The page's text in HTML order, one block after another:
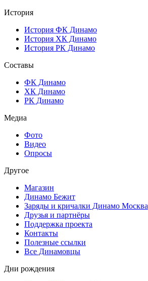
История
История ФК Динамо
История ХК Динамо
История РК Динамо
Составы
ФК Динамо
ХК Динамо
РК Динамо
Медиа
Фото
Видео
Опросы
Другое
Магазин
Динамо Бежит
Заряды и кричалки Динамо Москва
Друзья и партнёры
Поддержка проекта
Контакты
Полезные ссылки
Все Динамовцы
Дни рождения